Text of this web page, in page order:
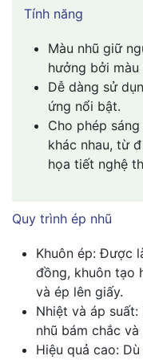
Tính năng
Màu nhũ giữ
hưởng bởi màu
Dễ dàng sử
ứng nổi bật.
Cho phép
khác nhau, từ
họa tiết nghệ
Quy trình ép nhũ
Khuôn ép: Được
đồng, khuôn tạo
và ép lên giấy.
Nhiệt và áp
nhũ bám chắc
Hiệu quả cao: